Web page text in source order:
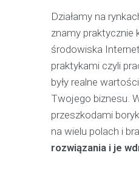
Działamy na
znamy praktycznie
środowiska
praktykami czyli
były realne
Twojego biznesu.
przeszkodami
na wielu polach i
rozwiązania i je